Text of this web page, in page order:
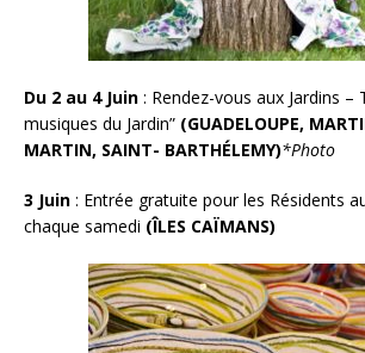
Du 2 au 4 Juin : Rendez-vous aux Jardins –
musiques du Jardin” (GUADELOUPE,
MARTIN, SAINT- BARTHÉLEMY)*Photo
3 Juin : Entrée gratuite pour les Résidents
chaque samedi (ÎLES CAÏMANS)